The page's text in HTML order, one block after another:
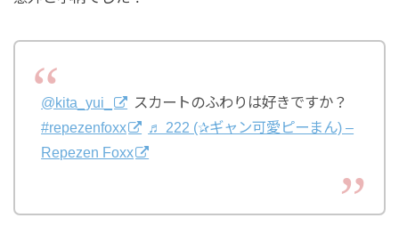
@kita_yui_
スカートのふわりは好きですか？
#repezenfoxx
♬ 222 (✰ギャン可愛ピーまん) –
Repezen Foxx